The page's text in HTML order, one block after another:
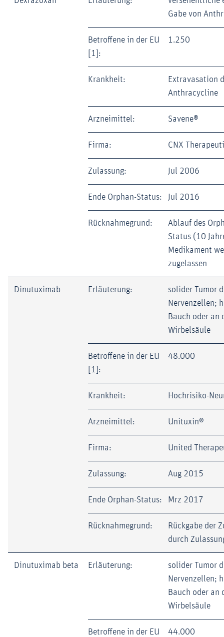
Gabe von
Betroffene in der EU
[1]:
1.250
Krankheit:
Extravasation
Anthracycline
Arzneimittel: Savene®
Firma: CNX
Zulassung: Jul 2006
Ende Orphan-Status: Jul 2016
Rücknahmegrund:
Ablauf des
Status (10
Medikament
zugelassen
Dinutuximab Erläuterung:
solider Tumor
Nervenzellen;
Bauch oder an
Wirbelsäule
Betroffene in der EU
[1]:
48.000
Krankheit: Hochrisiko-
Arzneimittel: Unituxin®
Firma: United
Zulassung: Aug 2015
Ende Orphan-Status: Mrz 2017
Rücknahmegrund:
Rückgabe der
durch
Dinutuximab beta Erläuterung:
solider Tumor
Nervenzellen;
Bauch oder an
Wirbelsäule
Betroffene in der EU
44.000